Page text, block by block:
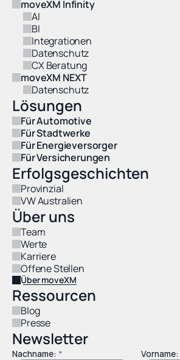
moveXM Infinity
AI
BI
Integrationen
Datenschutz
CX Beratung
moveXM NEXT
Datenschutz
Lösungen
Für Automotive
Für Stadtwerke
Für Energieversorger
Für Versicherungen
Erfolgsgeschichten
Provinzial
VW Australien
Über uns
Team
Werte
Karriere
Offene Stellen
Über moveXM
Ressourcen
Blog
Presse
Newsletter
Nachname: * Vorname: